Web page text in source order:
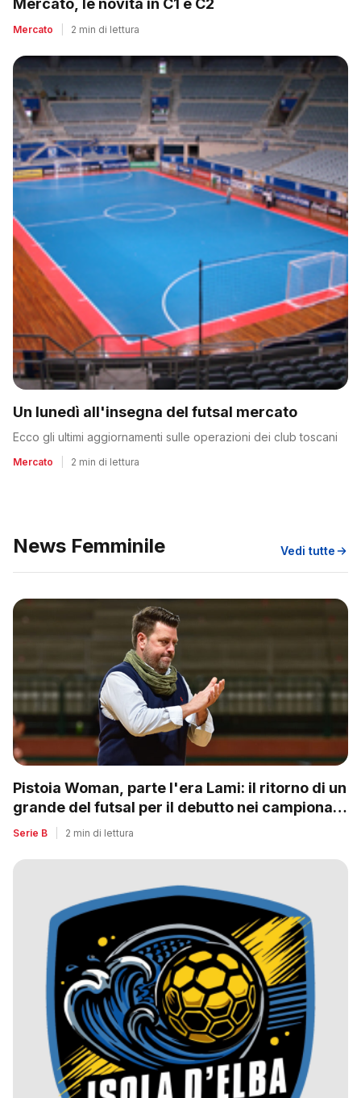
Mercato, le novità in C1 e C2
Mercato 2 min di lettura
Un lunedì all'insegna del futsal mercato
Ecco gli ultimi aggiornamenti sulle operazioni dei club toscani
Mercato 2 min di lettura
News Femminile Vedi tutte
Pistoia Woman, parte l'era Lami: il ritorno di un
grande del futsal per il debutto nei campionati
nazionali
Serie B 2 min di lettura